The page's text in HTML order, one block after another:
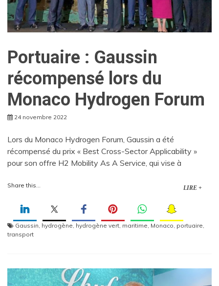
Portuaire : Gaussin
récompensé lors du
Monaco Hydrogen Forum
24 novembre 2022
Lors du Monaco Hydrogen Forum, Gaussin a été
récompensé du prix « Best Cross-Sector Applicability »
pour son offre H2 Mobility As A Service, qui vise à
Share this... LIRE +
Gaussin, hydrogène, hydrogène vert, maritime, Monaco, portuaire,
transport